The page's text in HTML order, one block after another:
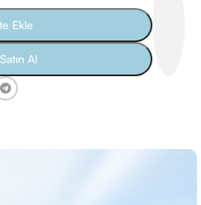
Ekle
Al